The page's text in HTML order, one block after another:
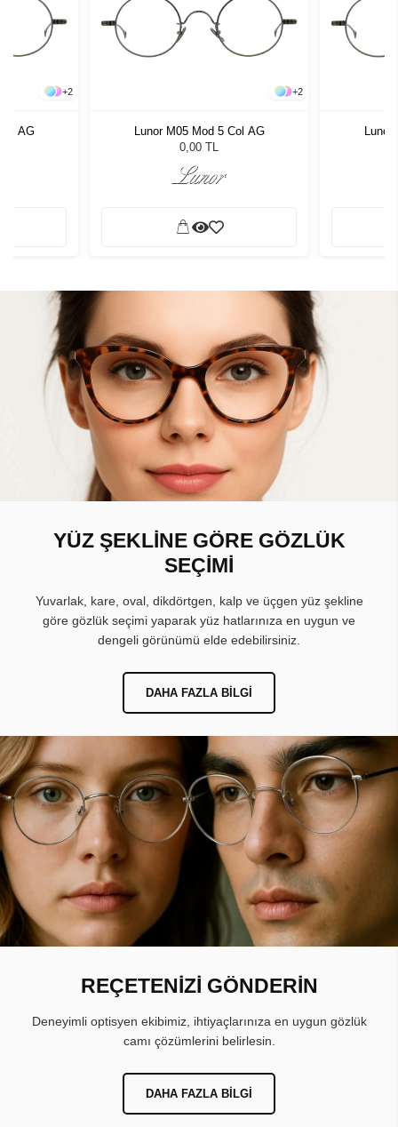
+2
AG
+2
Lunor M05 Mod 5 Col AG
0,00 TL
Lunor
YÜZ ŞEKLİNE GÖRE GÖZLÜK
SEÇİMİ
Yuvarlak, kare, oval, dikdörtgen, kalp ve üçgen yüz şekline
göre gözlük seçimi yaparak yüz hatlarınıza en uygun ve
dengeli görünümü elde edebilirsiniz.
DAHA FAZLA BILGI
REÇETENİZİ GÖNDERİN
Deneyimli optisyen ekibimiz, ihtiyaçlarınıza en uygun gözlük
camı çözümlerini belirlesin.
DAHA FAZLA BILGI